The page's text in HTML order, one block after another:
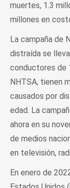
muertes, 1.3
millones en
La campaña de
distraída se
conductores de
NHTSA, tienen
causados por
edad. La
ahora en su
de medios
en televisión,
En enero de